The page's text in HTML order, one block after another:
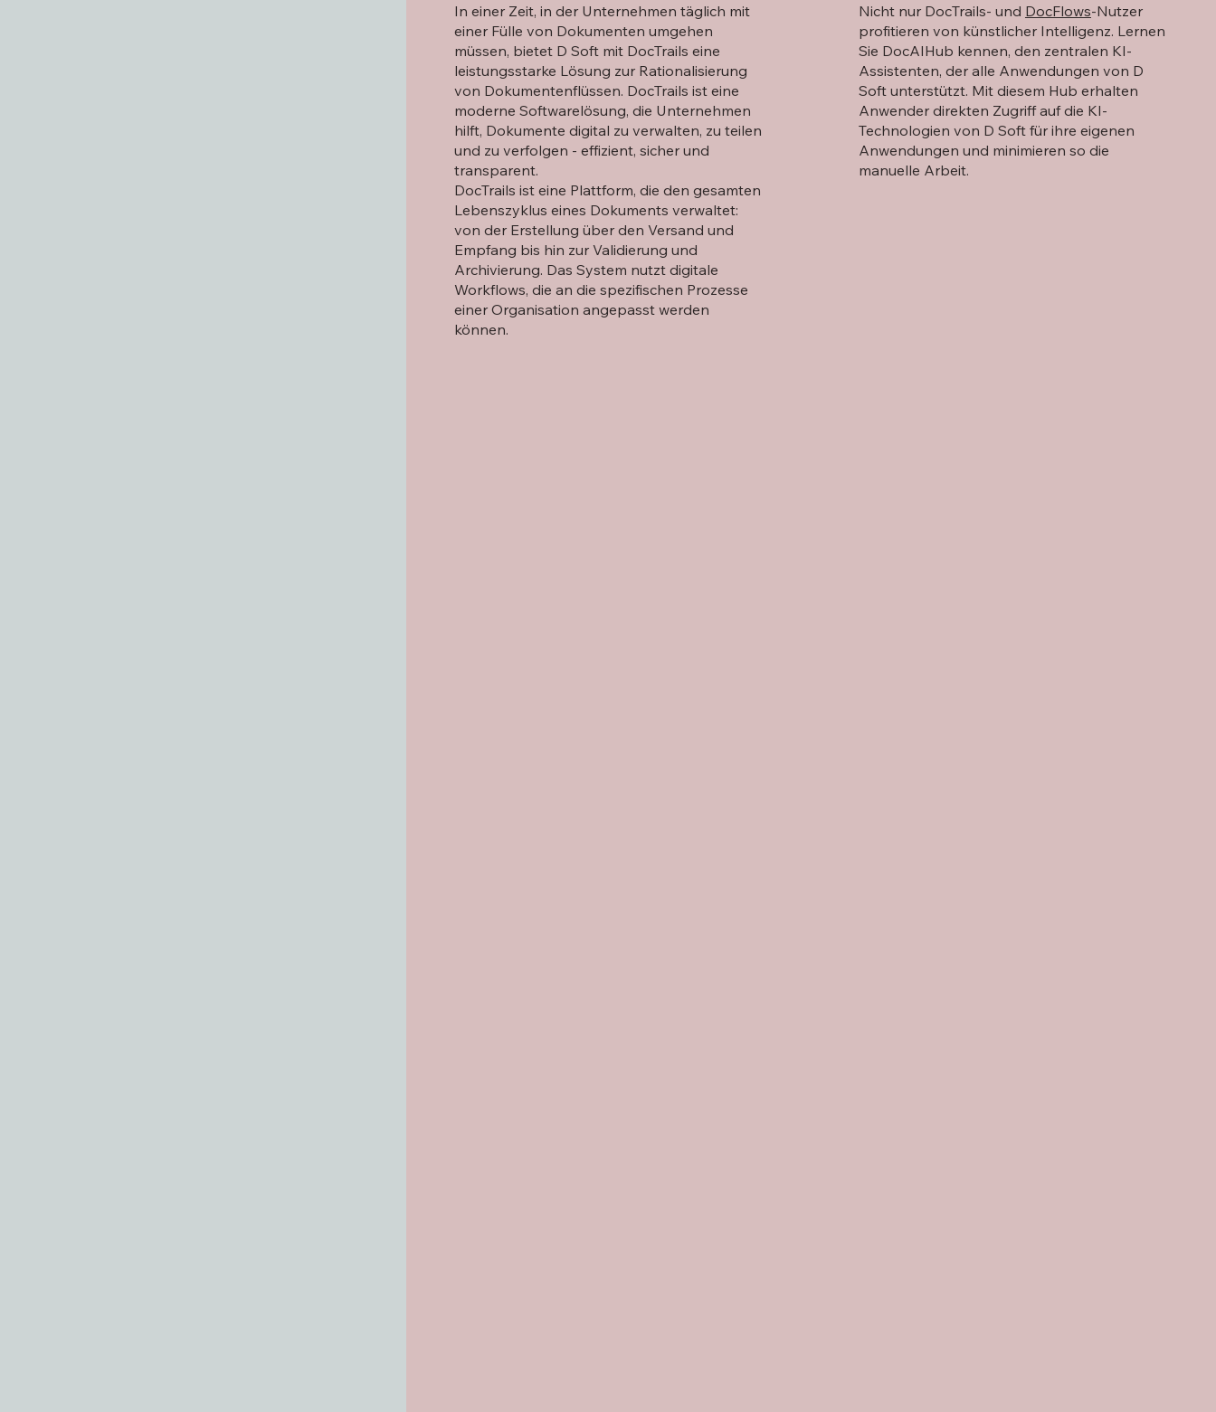
In einer Zeit, in der Unternehmen täglich mit
einer Fülle von Dokumenten umgehen
müssen, bietet D Soft mit DocTrails eine
leistungsstarke Lösung zur Rationalisierung
von Dokumentenflüssen. DocTrails ist eine
moderne Softwarelösung, die Unternehmen
hilft, Dokumente digital zu verwalten, zu teilen
und zu verfolgen - effizient, sicher und
transparent.
DocTrails ist eine Plattform, die den gesamten
Lebenszyklus eines Dokuments verwaltet:
von der Erstellung über den Versand und
Empfang bis hin zur Validierung und
Archivierung. Das System nutzt digitale
Workflows, die an die spezifischen Prozesse
einer Organisation angepasst werden
können.
Nicht nur DocTrails- und DocFlows-Nutzer
profitieren von künstlicher Intelligenz. Lernen
Sie DocAIHub kennen, den zentralen KI-
Assistenten, der alle Anwendungen von D
Soft unterstützt. Mit diesem Hub erhalten
Anwender direkten Zugriff auf die KI-
Technologien von D Soft für ihre eigenen
Anwendungen und minimieren so die
manuelle Arbeit.